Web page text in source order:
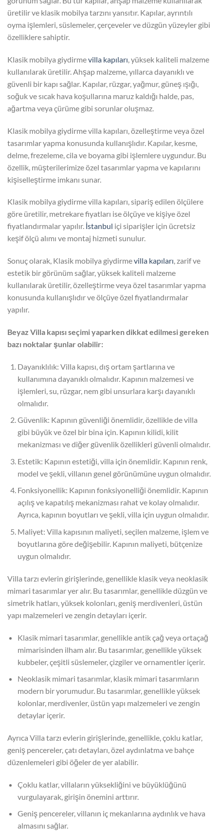
üretilir ve klasik mobilya tarzını yansıtır. Kapılar, ayrıntılı
oyma işlemleri, süslemeler, çerçeveler ve düzgün yüzeyler gibi
özelliklere sahiptir.
Klasik mobilya giydirmevilla kapıları , yüksek kaliteli malzeme
kullanılarak üretilir. Ahşap malzeme, yıllarca dayanıklı ve
güvenli bir kapı sağlar. Kapılar, rüzgar, yağmur, güneş ışığı,
soğuk ve sıcak hava koşullarına maruz kaldığı halde, pas,
ağartma veya çürüme gibi sorunlar oluşmaz.
Klasik mobilya giydirme villa kapıları, özelleştirme veya özel
tasarımlar yapma konusunda kullanışlıdır. Kapılar, kesme,
delme, frezeleme, cila ve boyama gibi işlemlere uygundur. Bu
özellik, müşterilerimize özel tasarımlar yapma ve kapılarını
kişiselleştirme imkanı sunar.
Klasik mobilya giydirme villa kapıları, sipariş edilen ölçülere
göre üretilir, metrekare fiyatları ise ölçüye ve kişiye özel
fiyatlandırmalar yapılır. İstanbul içi siparişler için ücretsiz
keşif ölçü alımı ve montaj hizmeti sunulur.
Sonuç olarak, Klasik mobilya giydirmevilla kapıları, zarif ve
estetik bir görünüm sağlar, yüksek kaliteli malzeme
kullanılarak üretilir, özelleştirme veya özel tasarımlar yapma
konusunda kullanışlıdır ve ölçüye özel fiyatlandırmalar
yapılır.
Beyaz Villa kapısı seçimi yaparken dikkat edilmesi gereken
bazı noktalar şunlar olabilir:
Dayanıklılık: Villa kapısı, dış ortam şartlarına ve
kullanımına dayanıklı olmalıdır. Kapının malzemesi ve
işlemleri, su, rüzgar, nem gibi unsurlara karşı dayanıklı
olmalıdır.
Güvenlik: Kapının güvenliği önemlidir, özellikle de villa
gibi büyük ve özel bir bina için. Kapının kilidi, kilit
mekanizması ve diğer güvenlik özellikleri güvenli olmalıdır.
Estetik: Kapının estetiği, villa için önemlidir. Kapının renk,
model ve şekli, villanın genel görünümüne uygun olmalıdır.
Fonksiyonellik: Kapının fonksiyonelliği önemlidir. Kapının
açılış ve kapatılış mekanizması rahat ve kolay olmalıdır.
Ayrıca, kapının boyutları ve şekli, villa için uygun olmalıdır.
Maliyet: Villa kapısının maliyeti, seçilen malzeme, işlem ve
boyutlarına göre değişebilir. Kapının maliyeti, bütçenize
uygun olmalıdır.
Villa tarzı evlerin girişlerinde, genellikle klasik veya neoklasik
mimari tasarımlar yer alır. Bu tasarımlar, genellikle düzgün ve
simetrik hatları, yüksek kolonları, geniş merdivenleri, üstün
yapı malzemeleri ve zengin detayları içerir.
Klasik mimari tasarımlar, genellikle antik çağ veya ortaçağ
mimarisinden ilham alır. Bu tasarımlar, genellikle yüksek
kubbeler, çeşitli süslemeler, çizgiler ve ornamentler içerir.
Neoklasik mimari tasarımlar, klasik mimari tasarımların
modern bir yorumudur. Bu tasarımlar, genellikle yüksek
kolonlar, merdivenler, üstün yapı malzemeleri ve zengin
detaylar içerir.
Ayrıca Villa tarzı evlerin girişlerinde, genellikle, çoklu katlar,
geniş pencereler, çatı detayları, özel aydınlatma ve bahçe
düzenlemeleri gibi öğeler de yer alabilir.
Çoklu katlar, villaların yüksekliğini ve büyüklüğünü
vurgulayarak, girişin önemini arttırır.
Geniş pencereler, villanın iç mekanlarına aydınlık ve hava
almasını sağlar.